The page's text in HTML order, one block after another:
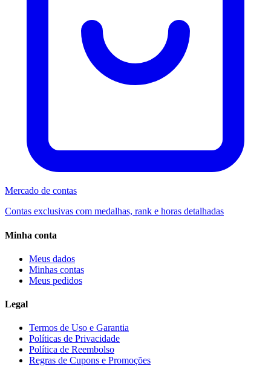
Mercado de contas
Contas exclusivas com medalhas, rank e horas detalhadas
Minha conta
Meus dados
Minhas contas
Meus pedidos
Legal
Termos de Uso e Garantia
Políticas de Privacidade
Política de Reembolso
Regras de Cupons e Promoções